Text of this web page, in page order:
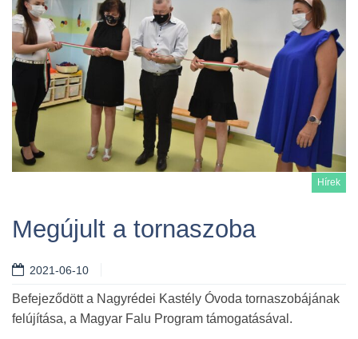
Hírek
Megújult a tornaszoba
2021-06-10
Befejeződött a Nagyrédei Kastély Óvoda tornaszobájának
felújítása, a Magyar Falu Program támogatásával.